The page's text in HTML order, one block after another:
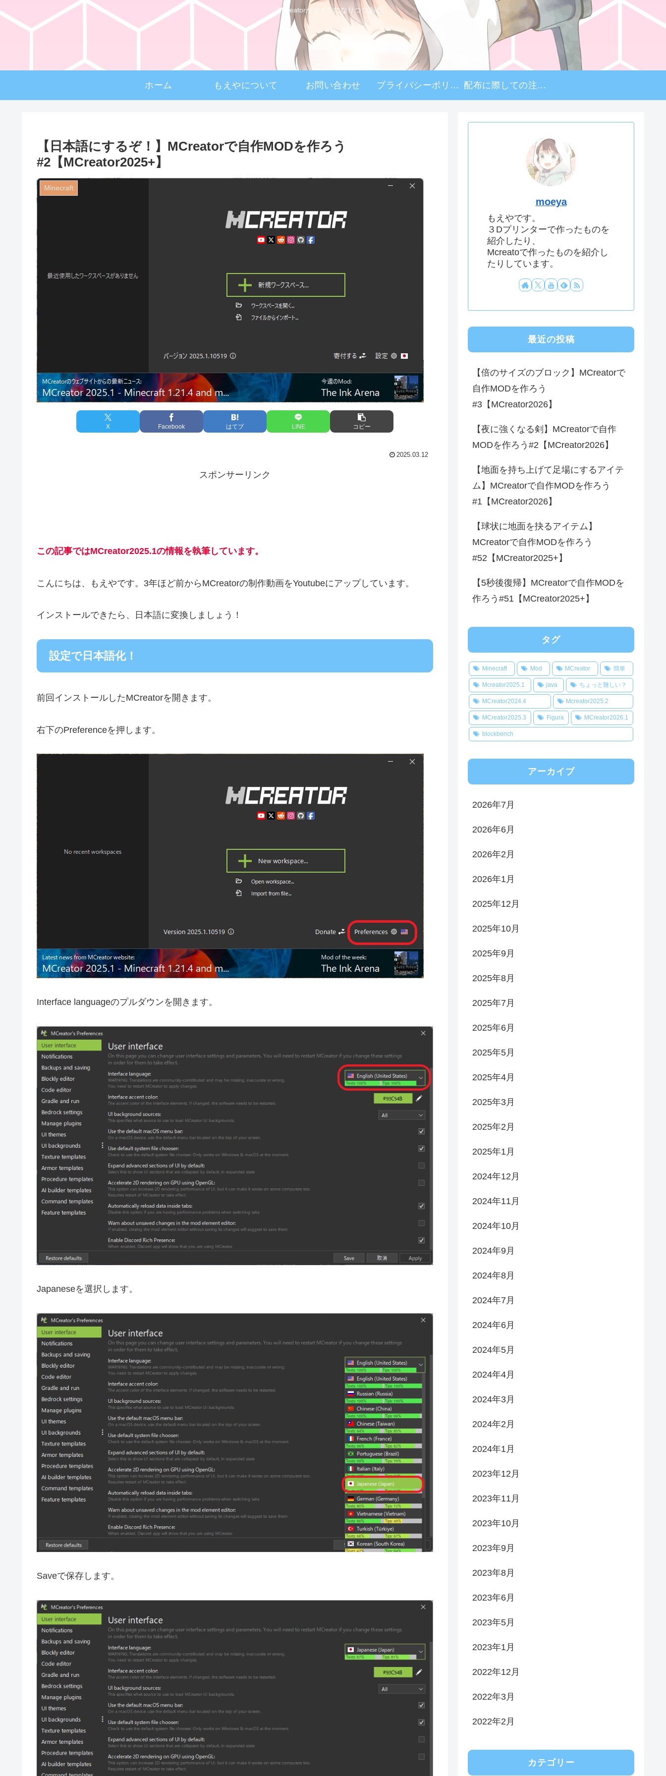
Mcreatorがメインになりつつある。
もえ屋
ホーム もえやについて お問い合わせ プライバシーポリシー 配布に際しての注意事項
【日本語にするぞ！】MCreatorで自作MODを作ろう
#2【MCreator2025+】
Minecraft
X Facebook はてブ LINE コピー
2025.03.12
スポンサーリンク
この記事ではMCreator2025.1の情報を執筆しています。
こんにちは、もえやです。3年ほど前からMCreatorの制作動画をYoutubeにアップしています。
インストールできたら、日本語に変換しましょう！
設定で日本語化！
前回インストールしたMCreatorを開きます。
右下のPreferenceを押します。
Interface languageのプルダウンを開きます。
Japaneseを選択します。
Saveで保存します。
moeya
もえやです。
３Dプリンターで作ったものを
紹介したり、
Mcreatoで作ったものを紹介し
たりしています。
最近の投稿
【倍のサイズのブロック】MCreatorで
自作MODを作ろう
#3【MCreator2026】
【夜に強くなる剣】MCreatorで自作
MODを作ろう#2【MCreator2026】
【地面を持ち上げて足場にするアイテ
ム】MCreatorで自作MODを作ろう
#1【MCreator2026】
【球状に地面を抉るアイテム】
MCreatorで自作MODを作ろう
#52【MCreator2025+】
【5秒後復帰】MCreatorで自作MODを
作ろう#51【MCreator2025+】
タグ
Minecraft Mod MCreator 簡単
Mcreator2025.1 java ちょっと難しい？
MCreator2024.4 Mcreator2025.2
MCreator2025.3 Figura MCreator2026.1
blockbench
アーカイブ
2026年7月
2026年6月
2026年2月
2026年1月
2025年12月
2025年10月
2025年9月
2025年8月
2025年7月
2025年6月
2025年5月
2025年4月
2025年3月
2025年2月
2025年1月
2024年12月
2024年11月
2024年10月
2024年9月
2024年8月
2024年7月
2024年6月
2024年5月
2024年4月
2024年3月
2024年2月
2024年1月
2023年12月
2023年11月
2023年10月
2023年9月
2023年8月
2023年6月
2023年5月
2023年1月
2022年12月
2022年3月
2022年2月
カテゴリー